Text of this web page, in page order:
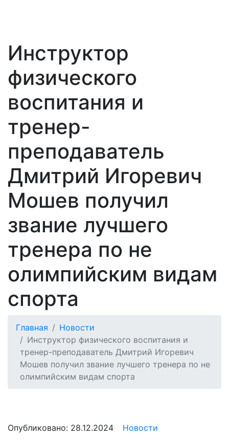
Инструктор
физического
воспитания и
тренер-
преподаватель
Дмитрий Игоревич
Мошев получил
звание лучшего
тренера по не
олимпийским видам
спорта
Главная
Новости
Инструктор физического воспитания и
тренер-преподаватель Дмитрий Игоревич
Мошев получил звание лучшего тренера по не
олимпийским видам спорта
Опубликовано: 28.12.2024 Новости